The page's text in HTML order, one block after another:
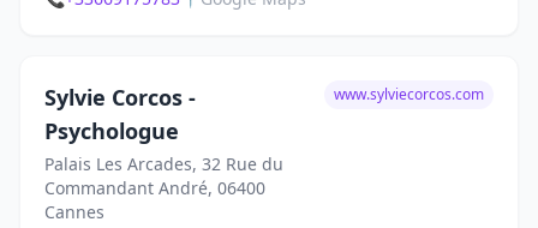
Sylvie Corcos -
Psychologue
Palais Les Arcades, 32 Rue du
Commandant André, 06400
Cannes
www.sylviecorcos.com